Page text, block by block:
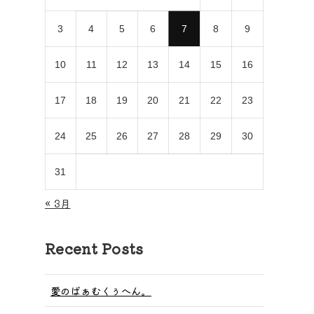
3 4 5 6 7 8 9
10 11 12 13 14 15 16
17 18 19 20 21 22 23
24 25 26 27 28 29 30
31
« 3月
Recent Posts
愛のばぁむくぅへん。